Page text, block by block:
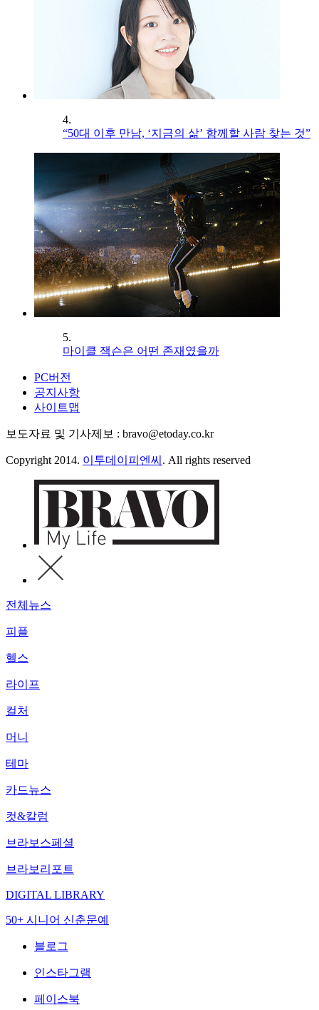
4.
“50대 이후 만남, ‘지금의 삶’ 함께할 사람 찾는 것”
5.
마이클 잭슨은 어떤 존재였을까
PC버전
공지사항
사이트맵
보도자료 및 기사제보 : bravo@etoday.co.kr
Copyright 2014. 이투데이피엔씨 . All rights reserved
전체뉴스
피플
헬스
라이프
컬처
머니
테마
카드뉴스
컷&칼럼
브라보스페셜
브라보리포트
DIGITAL LIBRARY
50+ 시니어 신춘문예
블로그
인스타그램
페이스북